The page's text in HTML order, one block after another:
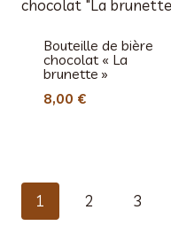
Bouteille de bière
chocolat « La
brunette »
8,00 €
1 2 3